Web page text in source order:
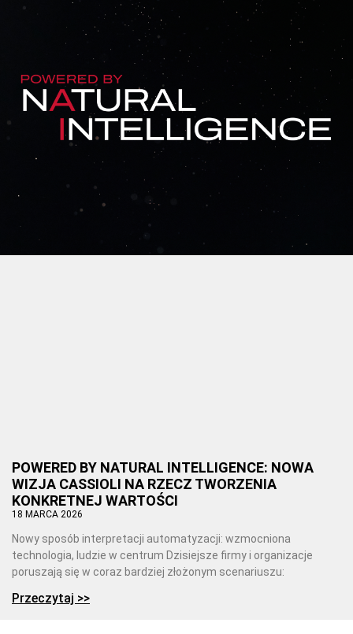
POWERED BY NATURAL INTELLIGENCE: NOWA
WIZJA CASSIOLI NA RZECZ TWORZENIA
KONKRETNEJ WARTOŚCI
18 MARCA 2026
Nowy sposób interpretacji automatyzacji: wzmocniona
technologia, ludzie w centrum Dzisiejsze firmy i organizacje
poruszają się w coraz bardziej złożonym scenariuszu:
Przeczytaj >>